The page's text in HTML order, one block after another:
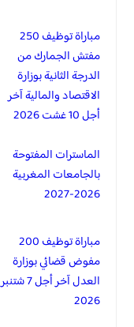
مباراة توظيف 250
مفتش الجمارك من
الدرجة الثانية بوزارة
الاقتصاد والمالية آخر
أجل 10 غشت 2026
الماسترات المفتوحة
بالجامعات المغربية
2026-2027
مباراة توظيف 200
مفوض قضائي بوزارة
العدل آخر أجل 7 شتنبر
2026